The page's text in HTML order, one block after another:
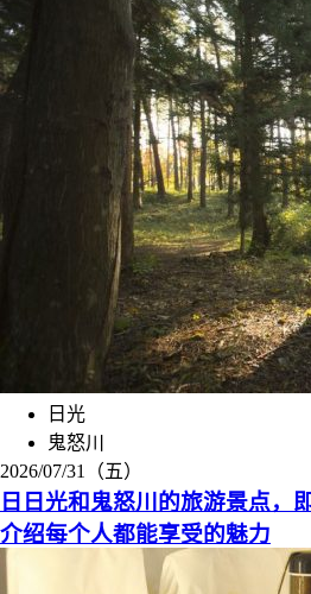
日光
鬼怒川
2026/07/31（五）
日日光和鬼怒川的旅游景点，
介绍每个人都能享受的魅力